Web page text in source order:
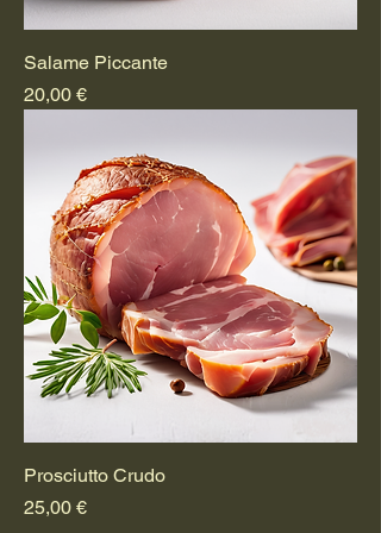
Salame Piccante
Prezzo
20,00 €
Prosciutto Crudo
Prezzo
25,00 €